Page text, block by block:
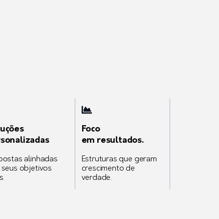
alinhadas
seus objetivos
Foco
em resultados.
Estruturas que geram
crescimento de
verdade.